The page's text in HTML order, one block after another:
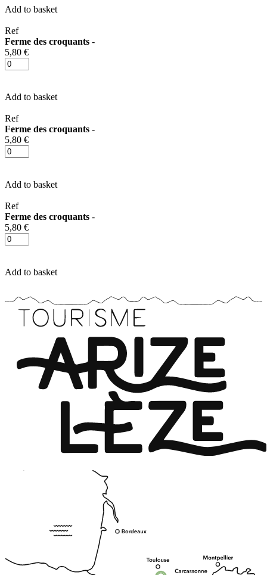
Add to basket
Ref
Ferme des croquants -
5,80 €
Add to basket
Ref
Ferme des croquants -
5,80 €
Add to basket
Ref
Ferme des croquants -
5,80 €
Add to basket